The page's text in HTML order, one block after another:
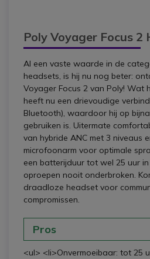
Poly Voyager Focus
Al een vaste waarde in de
headsets, is hij nu nog beter:
Voyager Focus 2 van Poly! Wat
heeft nu een drievoudige
Bluetooth), waardoor hij op
gebruiken is. Uitermate
van hybride ANC met 3 niveaus
microfoonarm voor optimale
een batterijduur tot wel 25 uur
oproepen nooit onderbroken.
draadloze headset voor
compromissen.
Pros
<ul> <li>Onvermoeibaar: tot 25